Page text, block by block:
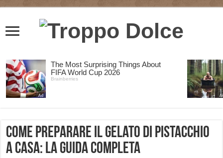
Come preparare il gelato di pistacchio
a casa: la guida completa